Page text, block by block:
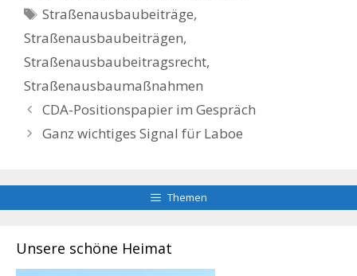
Schlagwörter
Straßenausbaubeiträge,
Straßenausbaubeiträgen,
Straßenausbaubeitragsrecht,
Straßenausbaumaßnahmen
CDA-Positionspapier im Gespräch
Ganz wichtiges Signal für Laboe
Themen
Unsere schöne Heimat